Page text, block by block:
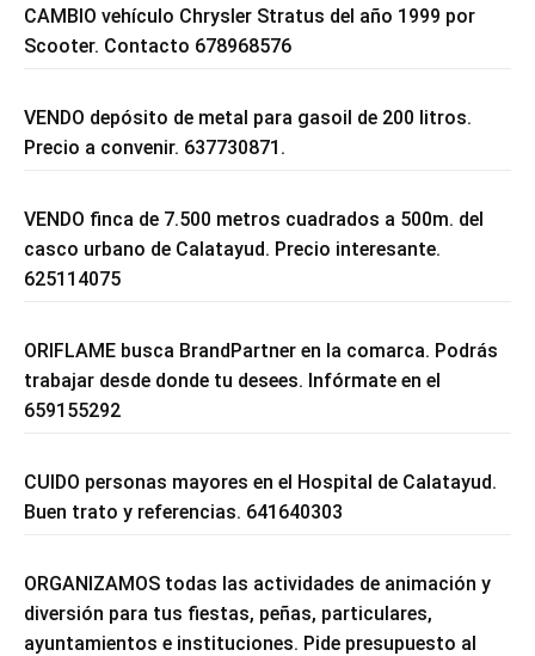
CAMBIO vehículo Chrysler Stratus del año 1999 por
Scooter. Contacto 678968576
VENDO depósito de metal para gasoil de 200 litros.
Precio a convenir. 637730871.
VENDO finca de 7.500 metros cuadrados a 500m. del
casco urbano de Calatayud. Precio interesante.
625114075
ORIFLAME busca BrandPartner en la comarca. Podrás
trabajar desde donde tu desees. Infórmate en el
659155292
CUIDO personas mayores en el Hospital de Calatayud.
Buen trato y referencias. 641640303
ORGANIZAMOS todas las actividades de animación y
diversión para tus fiestas, peñas, particulares,
ayuntamientos e instituciones. Pide presupuesto al